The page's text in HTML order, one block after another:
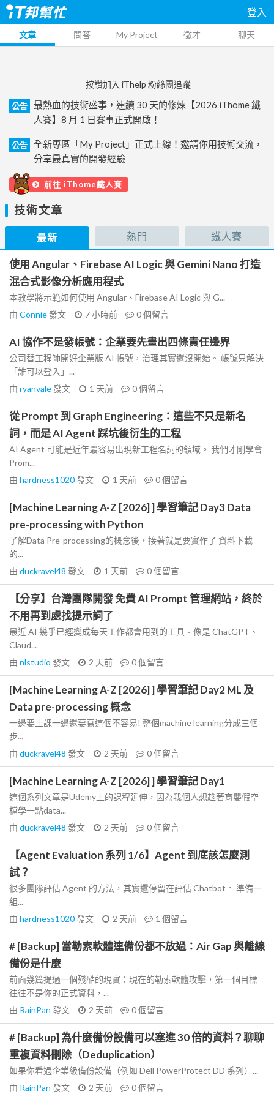
登入
文章 問答 My Project 徵才 聊天
按讚加入 iThelp 粉絲團追蹤
公告
最熱血的技術盛事，連續 30 天的修煉【2026 iThome 鐵
人賽】8 月 1 日賽事正式開啟！
公告
全新專區「My Project」正式上線！邀請你用技術交流，
分享最真實的開發經驗
前往 iThome鐵人賽
技術文章
最新 熱門 鐵人賽
使用 Angular、Firebase AI Logic 與 Gemini Nano 打造
混合式影像分析應用程式
本教學將示範如何使用 Angular、Firebase AI Logic 與 G...
由 Connie發文 7 小時前 0個留言
AI 協作不是發帳號：企業要先畫出四條責任邊界
公司替工程師開好企業版 AI 帳號，治理其實還沒開始。 帳號只解決
「誰可以登入」...
由 ryanvale發文 1 天前 0個留言
從 Prompt 到 Graph Engineering：這些不只是新名
詞，而是 AI Agent 踩坑後衍生的工程
AI Agent 可能是近年最容易出現新工程名詞的領域。 我們才剛學會
Prom...
由 hardness1020發文 1 天前 0個留言
[Machine Learning A-Z [2026] ] 學習筆記 Day3 Data
pre-processing with Python
了解Data Pre-processing的概念後，接著就是要實作了 資料下載
的...
由 duckravel48 發文 1 天前 0個留言
【分享】台灣團隊開發 免費 AI Prompt 管理網站，終於
不用再到處找提示詞了
最近 AI 幾乎已經變成每天工作都會用到的工具。像是 ChatGPT、
Claud...
由 nlstudio 發文 2 天前 0個留言
[Machine Learning A-Z [2026] ] 學習筆記 Day2 ML 及
Data pre-processing 概念
一邊要上課一邊還要寫這個不容易! 整個machine learning分成三個
步...
由 duckravel48 發文 2 天前 0個留言
[Machine Learning A-Z [2026] ] 學習筆記 Day1
這個系列文章是Udemy上的課程延伸，因為我個人想趁著育嬰假空
檔學一點data...
由 duckravel48 發文 2 天前 0個留言
【Agent Evaluation 系列 1/6】Agent 到底該怎麼測
試？
很多團隊評估 Agent 的方法，其實還停留在評估 Chatbot。 準備一
組...
由 hardness1020發文 2 天前 1 個留言
# [Backup] 當勒索軟體連備份都不放過：Air Gap 與離線
備份是什麼
前面幾篇提過一個殘酷的現實：現在的勒索軟體攻擊，第一個目標
往往不是你的正式資料，...
由 RainPan 發文 2 天前 0個留言
# [Backup] 為什麼備份設備可以塞進 30 倍的資料？聊聊
重複資料刪除（Deduplication）
如果你看過企業級備份設備（例如 Dell PowerProtect DD 系列）...
由 RainPan 發文 2 天前 0個留言